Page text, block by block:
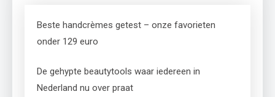
Beste handcrèmes getest – onze favorieten
onder 129 euro
De gehypte beautytools waar iedereen in
Nederland nu over praat